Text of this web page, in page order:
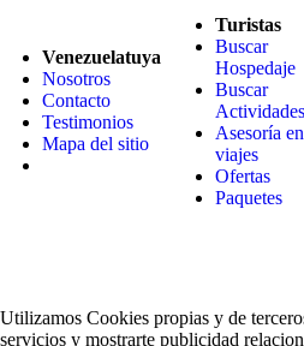
Venezuelatuya
Nosotros
Contacto
Testimonios
Mapa del sitio
Turistas
Buscar
Hospedaje
Buscar
Actividades
Asesoría en
viajes
Ofertas
Paquetes
Utilizamos Cookies propias y de
servicios y mostrarte publicidad